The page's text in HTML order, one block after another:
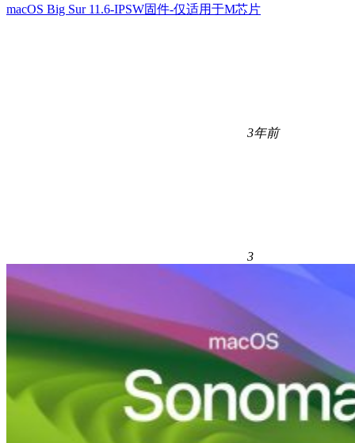
macOS Big Sur 11.6-IPSW固件-仅适用于M芯片
3年前
3